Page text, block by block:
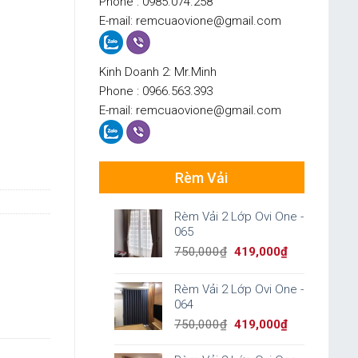
E-mail: remcuaovione@gmail.com
Kinh Doanh 2: Mr.Minh
Phone : 0966.563.393
E-mail: remcuaovione@gmail.com
Rèm Vải
Rèm Vải 2 Lớp Ovi One -
065
750,000₫ Original
was:
750,000₫.
419,000₫Current
Rèm Vải 2 Lớp Ovi One -
064
750,000₫ Original
419,000₫Current